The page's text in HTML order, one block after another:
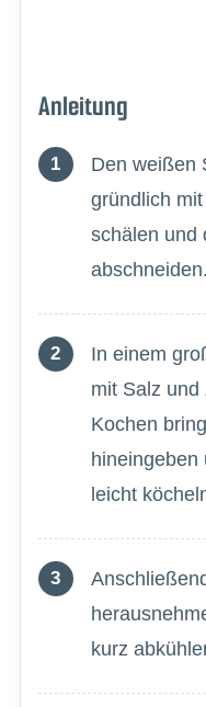
Anleitung
Den weißen
gründlich
schälen und
abschneiden.
In einem
mit Salz und
Kochen
hineingeben
leicht
kurz